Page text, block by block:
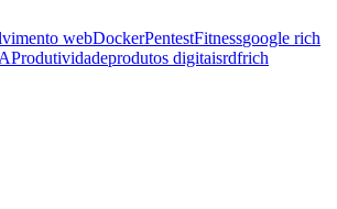
webDockerPentestFitnessgoogle rich
Produtividadeprodutos digitaisrdfrich